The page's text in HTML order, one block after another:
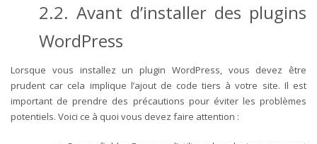
2.2. Avant d’installer des plugins
WordPress
Lorsque vous installez un plugin WordPress, vous devez être
prudent car cela implique l’ajout de code tiers à votre site. Il est
important de prendre des précautions pour éviter les problèmes
potentiels. Voici ce à quoi vous devez faire attention :